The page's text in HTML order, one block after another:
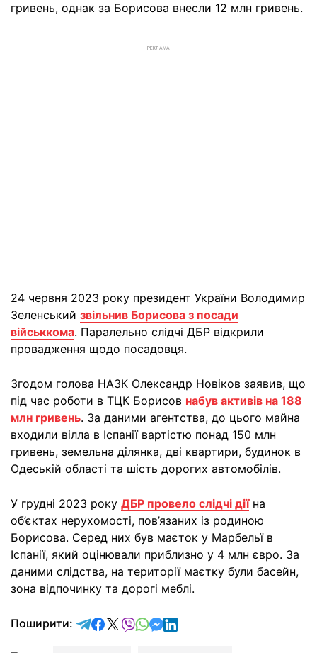
гривень, однак за Борисова внесли 12 млн гривень.
РЕКЛАМА
24 червня 2023 року президент України Володимир
Зеленський звільнив Борисова з посади
військкома. Паралельно слідчі ДБР відкрили
провадження щодо посадовця.
Згодом голова НАЗК Олександр Новіков заявив, що
під час роботи в ТЦК Борисов набув активів на 188
млн гривень. За даними агентства, до цього майна
входили вілла в Іспанії вартістю понад 150 млн
гривень, земельна ділянка, дві квартири, будинок в
Одеській області та шість дорогих автомобілів.
У грудні 2023 року ДБР провело слідчі діїна
об’єктах нерухомості, пов’язаних із родиною
Борисова. Серед них був маєток у Марбельї в
Іспанії, який оцінювали приблизно у 4 млн євро. За
даними слідства, на території маєтку були басейн,
зона відпочинку та дорогі меблі.
Поширити: відправити у Telegram
поділитись у Facebook
поділитись у X
відправити у Viber
відправити у Whatsapp
відправити у Messenger
відправити у LinkedIn